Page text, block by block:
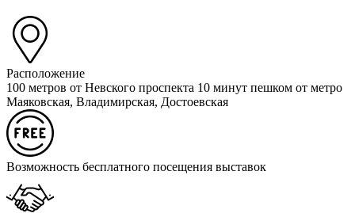
Расположение
100 метров от Невского проспекта 10 минут пешком от метро
Маяковская, Владимирская, Достоевская
Возможность бесплатного посещения выставок